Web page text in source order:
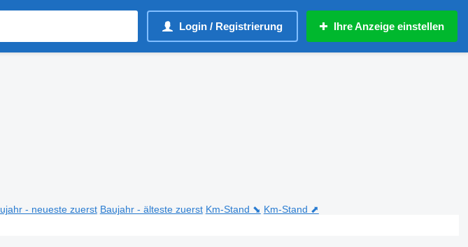
Login / Registrierung Ihre Anzeige einstellen
- neueste zuerst Baujahr - älteste zuerst Km-Stand ⬊ Km-Stand ⬈